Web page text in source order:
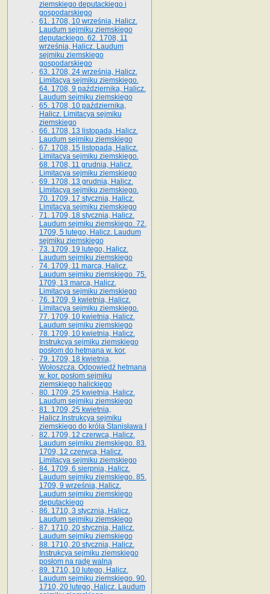
ziemskiego deputackiego i
gospodarskiego
61. 1708, 10 września, Halicz.
Laudum sejmiku ziemskiego
deputackiego. 62. 1708, 11
września, Halicz. Laudum
sejmiku ziemskiego
gospodarskiego
63. 1708, 24 września, Halicz.
Limitacya sejmiku ziemskiego.
64. 1708, 9 października, Halicz.
Laudum sejmiku ziemskiego
65­. 1708, 10 października,
Halicz. Limitacya sejmiku
ziemskiego
66. 1708, 13 listopada, Halicz.
Laudum sejmiku ziemskiego
67. 1708, 15 listopada, Halicz.
Limitacya sejmiku ziemskiego.
68. 1708, 11 grudnia, Halicz.
Limitacya sejmiku ziemskiego
69. 1708, 13 grudnia, Halicz.
Limitacya sejmiku ziemskiego.
70. 1709, 17 stycznia, Halicz.
Limitacya sejmiku ziemskiego
71. 1709, 18 stycznia, Halicz.
Laudum sejmiku ziemskiego. 72.
1709, 5 lutego, Halicz. Laudum
sejmiku ziemskiego
73. 1709, 19 lutego, Halicz.
Laudum sejmiku ziemskiego
74. 1709, 11 marca, Halicz.
Laudum sejmiku ziemskiego. 75.
1709, 13 marca, Halicz.
Limitacya sejmiku ziemskiego
76. 1709, 9 kwietnia, Halicz.
Limitacya sejmiku ziemskiego.
77. 1709, 10 kwietnia, Halicz.
Laudum sejmiku ziemskiego
78. 1709, 10 kwietnia, Halicz.
Instrukcya sejmiku ziemskiego
posłom do hetmana w. kor.
79. 1709, 18 kwietnia,
Wołoszcza. Odpowiedź hetmana
w. kor. posłom sejmiku
ziemskiego halickiego
80. 1709, 25 kwietnia, Halicz.
Laudum sejmiku ziemskiego
81. 1709, 25 kwietnia,
Halicz.Instrukcya sejmiku
ziemskiego do króla Stanisława I
82. 1709, 12 czerwca, Halicz.
Laudum sejmiku ziemskiego. 83.
1709, 12 czerwca, Halicz.
Limitacya sejmiku ziemskiego
84. 1709, 6 sierpnia, Halicz.
Laudum sejmiku ziemskiego. 85.
1709, 9 września, Halicz.
Laudum sejmiku ziemskiego
deputackiego
86. 1710, 3 stycznia, Halicz.
Laudum sejmiku ziemskiego
87. 1710, 20 stycznia, Halicz.
Laudum sejmiku ziemskiego
88. 1710, 20 stycznia, Halicz.
Instrukcya sejmiku ziemskiego
posłom na radę walną
89. 1710, 10 lutego, Halicz.
Laudum sejmiku ziemskiego. 90.
1710, 20 lutego, Halicz. Laudum